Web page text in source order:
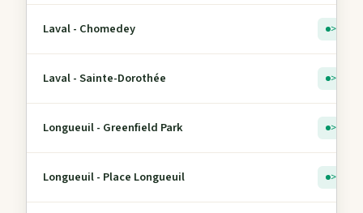
Laval - Chomedey > 5
Laval - Sainte-Dorothée > 5
Longueuil - Greenfield Park > 5
Longueuil - Place Longueuil > 5